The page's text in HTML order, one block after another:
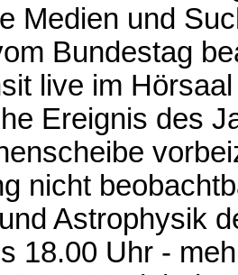
Medien und
Bundestag
live im
Ereignis des
nicht
Astrophysik
18.00 Uhr -